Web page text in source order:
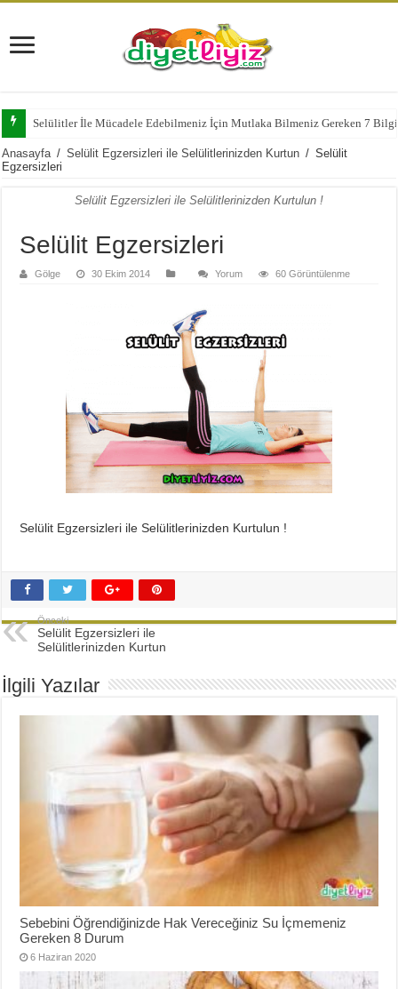
Selülitler İle Mücadele Edebilmeniz İçin Mutlaka Bilmeniz Gereken 7 Bilgi
Anasayfa / Selülit Egzersizleri ile Selülitlerinizden Kurtun / Selülit
Egzersizleri
Selülit Egzersizleri ile Selülitlerinizden Kurtulun !
Selülit Egzersizleri
Gölge 30 Ekim 2014 Yorum 60 Görüntülenme
Selülit Egzersizleri ile Selülitlerinizden Kurtulun !
Önceki
Selülit Egzersizleri ile
Selülitlerinizden Kurtun
İlgili Yazılar
Sebebini Öğrendiğinizde Hak Vereceğiniz Su İçmemeniz
Gereken 8 Durum
6 Haziran 2020